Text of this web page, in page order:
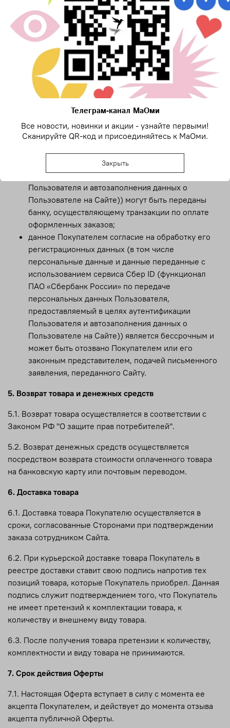
Пользователя и автозаполнения данных о
Пользователе на Сайте)) могут быть
использованы Сайтом в целях продвижения
товаров и услуг, путем осуществления прямых
контактов с Покупателем с помощью каналов
связи;
в целях дополнительной защиты от
мошеннических действий указанные Покупателем
регистрационные данные (в том числе
персональные данные и данные переданные с
использованием сервиса Сбер ID (функционал
персональных данных Пользователя,
предоставляемый в целях аутентификации
Пользователя и автозаполнения данных о
Пользователе на Сайте)) могут быть переданы
банку, осуществляющему транзакции по оплате
оформленных заказов;
данное Покупателем согласие на обработку его
регистрационных данных (в том числе
персональные данные и данные переданные с
использованием сервиса Сбер ID (функционал
ПАО «Сбербанк России» по передаче
персональных данных Пользователя,
предоставляемый в целях аутентификации
Пользователя и автозаполнения данных о
Пользователе на Сайте)) является бессрочным и
может быть отозвано Покупателем или его
законным представителем, подачей письменного
заявления, переданного Сайту.
5. Возврат товара и денежных средств
5.1. Возврат товара осуществляется в соответствии с
Законом РФ "О защите прав потребителей".
5.2. Возврат денежных средств осуществляется
посредством возврата стоимости оплаченного товара
на банковскую карту или почтовым переводом.
6. Доставка товара
6.1. Доставка товара Покупателю осуществляется в
сроки, согласованные Сторонами при подтверждении
заказа сотрудником Сайта.
6.2. При курьерской доставке товара Покупатель в
реестре доставки ставит свою подпись напротив тех
позиций товара, которые Покупатель приобрел. Данная
подпись служит подтверждением того, что Покупатель
не имеет претензий к комплектации товара, к
количеству и внешнему виду товара.
6.3. После получения товара претензии к количеству,
комплектности и виду товара не принимаются.
7. Срок действия Оферты
7.1. Настоящая Оферта вступает в силу с момента ее
акцепта Покупателем, и действует до момента отзыва
акцепта публичной Оферты.
Телеграм-канал МаОми
Все новости, новинки и акции - узнайте первыми!
Сканируйте QR-код и присоединяйтесь к МаОми.
Закрыть